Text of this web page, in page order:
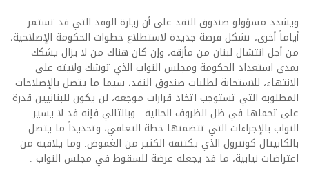
ويشدد مسؤولو صندوق النقد على أن زيارة الوفد التي قد تستمر
أياماً أخرى، تشكل فرصة جديدة لاستطلاع خطوات الحكومة الإصلاحية،
من أجل انتشال لبنان من مأزقه، وإن كان هناك من لا يزال يشكك
بمدى استعداد الحكومة ومجلس النواب الذي توشك ولايته على
الانتهاء، للاستجابة لطلبات صندوق النقد، سيما ما يتصل بالإصلاحات
المطلوبة التي تستوجب اتخاذ قرارات موجعة، لن يكون للبنانيين قدرة
على تحملها في ظل الظروف الحالية . وبالتالي فإنه قد لا يسير
النواب بالإجراءات التي تتضمنها خطة التعافي، وتحديداً ما يتصل
بالكابيتال كونترول الذي يكتنفه الكثير من الغموض. وما يلاقيه من
اعتراضات نيابية، ما قد يجعله عرضة للسقوط في مجلس النواب .